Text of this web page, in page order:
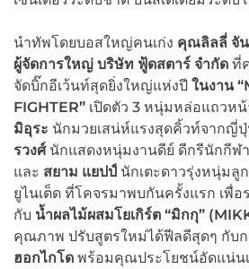
นำทัพโดยบอสใหญ่คนเก่ง คุณลิลลี่ จัน
ผู้จัดการใหญ่ บริษัท ฟู้ดสตาร์ จำกัด ที่
จัดบิ๊กอีเว้นท์สุดยิ่งใหญ่แห่งปี ในงาน “
FIGHTER” เปิดตัว 3 หนุ่มหล่อแถวห
มิอุระ นักมวยเสน่ห์แรงสุดคิ้วท์จากญี่
รวงศ์นักแสดงหนุ่มงานดีย์ ดีกรีนักกีฬ
และ สยาม แยปป์ นักเตะดาวรุ่งหนุ่มลู
ยูไนเต็ด ที่โคจรมาพบกันครั้งแรก เพื่อ
กับ น้ำผลไม้ผสมโยเกิร์ต “มิกกุ”
คุณภาพ ปรับสูตรใหม่ได้ฟีลดีสุดๆ กับก
ฮอกไกโด พร้อมคุณประโยชน์อัดแน่น